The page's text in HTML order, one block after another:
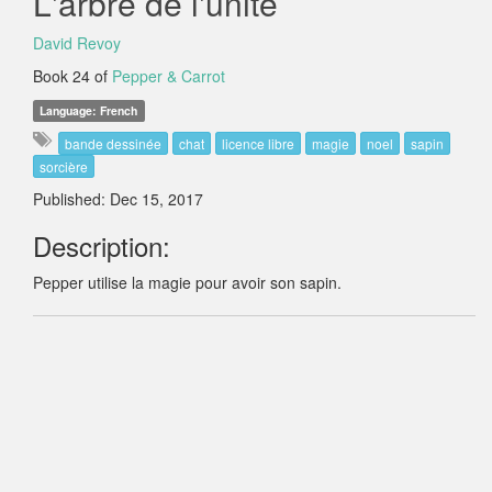
David Revoy
Book 24 of Pepper & Carrot
Language: French
bande dessinée chat licence libre magie noel
sapin
sorcière
Published: Dec 15, 2017
Description:
Pepper utilise la magie pour avoir son sapin.